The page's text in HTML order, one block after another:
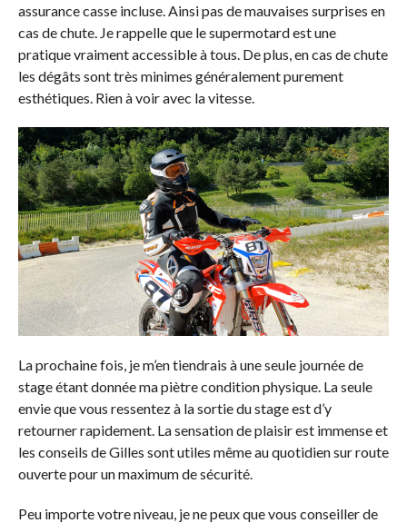
assurance casse incluse. Ainsi pas de mauvaises surprises en
cas de chute. Je rappelle que le supermotard est une
pratique vraiment accessible à tous. De plus, en cas de chute
les dégâts sont très minimes généralement purement
esthétiques. Rien à voir avec la vitesse.
La prochaine fois, je m’en tiendrais à une seule journée de
stage étant donnée ma piètre condition physique. La seule
envie que vous ressentez à la sortie du stage est d’y
retourner rapidement. La sensation de plaisir est immense et
les conseils de Gilles sont utiles même au quotidien sur route
ouverte pour un maximum de sécurité.
Peu importe votre niveau, je ne peux que vous conseiller de